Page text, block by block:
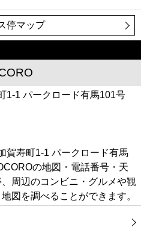
停マップ
1-1 パークロード有馬101号
賀寿町1-1 パークロード有馬
の地図・電話番号・天
周辺のコンビニ・グルメや観
図を調べることができます。